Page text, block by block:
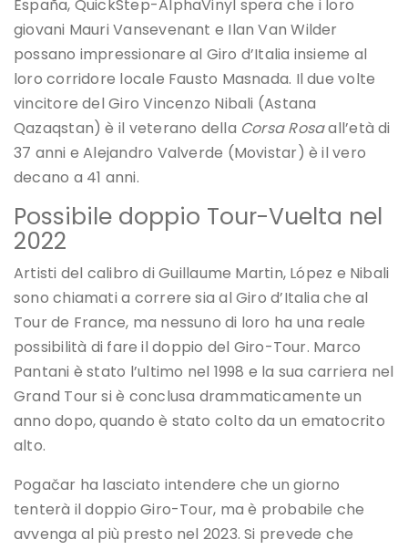
España, QuickStep-AlphaVinyl spera che i loro
giovani Mauri Vansevenant e Ilan Van Wilder
possano impressionare al Giro d’Italia insieme al
loro corridore locale Fausto Masnada. Il due volte
vincitore del Giro Vincenzo Nibali (Astana
Qazaqstan) è il veterano della Corsa Rosaall’età di
37 anni e Alejandro Valverde (Movistar) è il vero
decano a 41 anni.
Possibile doppio Tour-Vuelta nel
2022
Artisti del calibro di Guillaume Martin, López e Nibali
sono chiamati a correre sia al Giro d’Italia che al
Tour de France, ma nessuno di loro ha una reale
possibilità di fare il doppio del Giro-Tour. Marco
Pantani è stato l’ultimo nel 1998 e la sua carriera nel
Grand Tour si è conclusa drammaticamente un
anno dopo, quando è stato colto da un ematocrito
alto.
Pogačar ha lasciato intendere che un giorno
tenterà il doppio Giro-Tour, ma è probabile che
avvenga al più presto nel 2023. Si prevede che